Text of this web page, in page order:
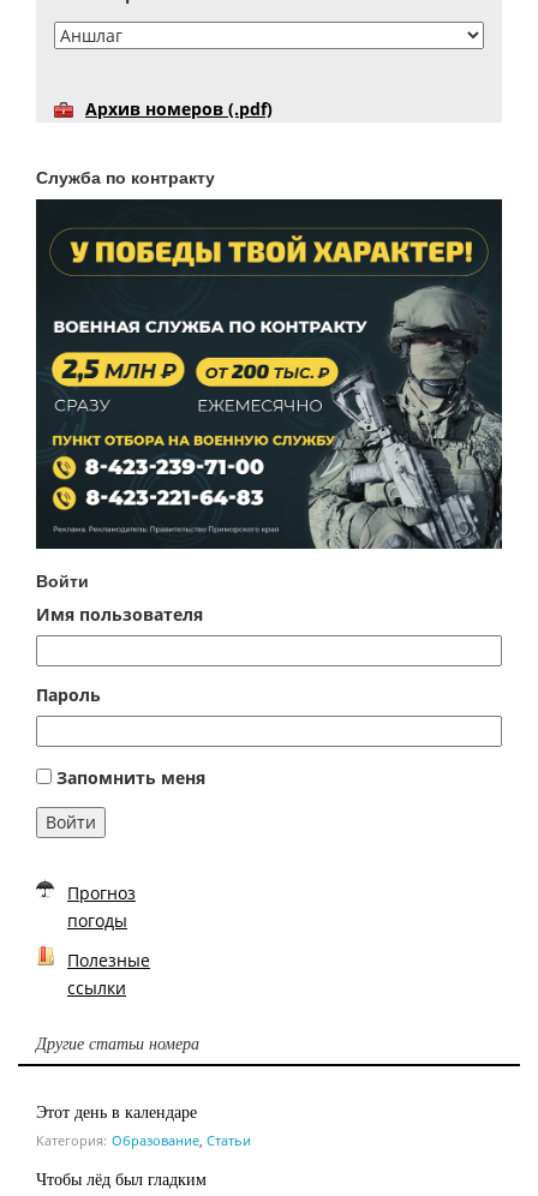
Архив номеров (.pdf)
Служба по контракту
Войти
Имя пользователя
Пароль
Запомнить меня
Войти
Прогноз
погоды
Полезные
ссылки
Другие статьи номера
Этот день в календаре
Категория: Образование Статьи
Чтобы лёд был гладким